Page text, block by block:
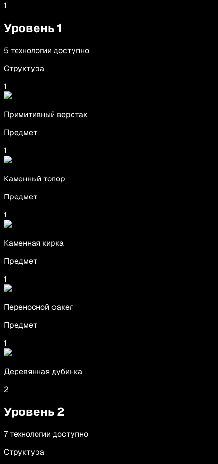
1
Уровень1
5 технологии доступно
Структура
1
Примитивный верстак
Предмет
1
Каменный топор
Предмет
1
Каменная кирка
Предмет
1
Переносной факел
Предмет
1
Деревянная дубинка
2
Уровень 2
7технологии доступно
Структура